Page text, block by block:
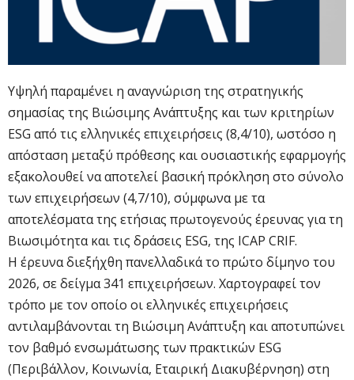
Υψηλή παραμένει η αναγνώριση της στρατηγικής
σημασίας της Βιώσιμης Ανάπτυξης και των κριτηρίων
ESG από τις ελληνικές επιχειρήσεις (8,4/10), ωστόσο η
απόσταση μεταξύ πρόθεσης και ουσιαστικής εφαρμογής
εξακολουθεί να αποτελεί βασική πρόκληση στο σύνολο
των επιχειρήσεων (4,7/10), σύμφωνα με τα
αποτελέσματα της ετήσιας πρωτογενούς έρευνας για τη
Βιωσιμότητα και τις δράσεις ESG, της ICAP CRIF.
Η έρευνα διεξήχθη πανελλαδικά το πρώτο δίμηνο του
2026, σε δείγμα 341 επιχειρήσεων. Χαρτογραφεί τον
τρόπο με τον οποίο οι ελληνικές επιχειρήσεις
αντιλαμβάνονται τη Βιώσιμη Ανάπτυξη και αποτυπώνει
τον βαθμό ενσωμάτωσης των πρακτικών ESG
(Περιβάλλον, Κοινωνία, Εταιρική Διακυβέρνηση) στη